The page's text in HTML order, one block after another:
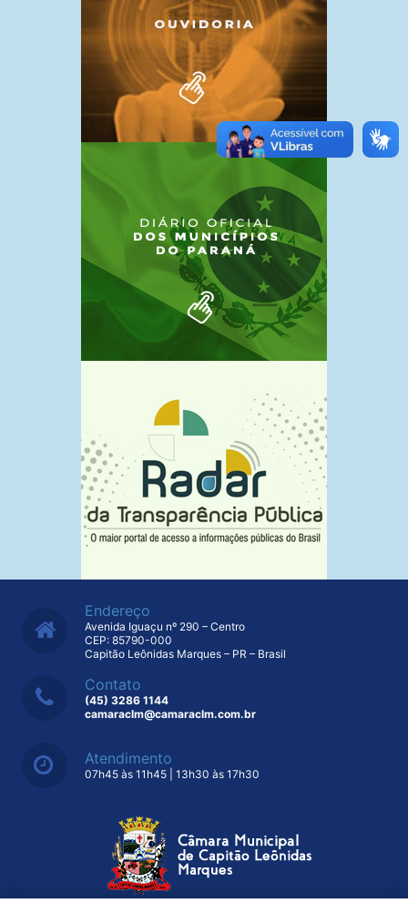
Endereço
Avenida Iguaçu nº 290 – Centro
CEP: 85790-000
Capitão Leônidas Marques – PR – Brasil
Contato
(45) 3286 1144
camaraclm@camaraclm.com.br
Atendimento
07h45 às 11h45 | 13h30 às 17h30